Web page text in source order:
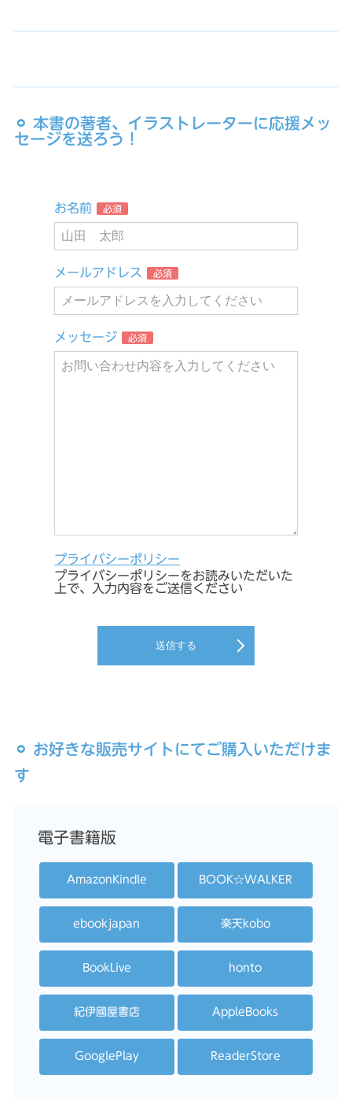
⚪︎ お好きな販売サイトにてご購入いただけま
す
電子書籍版
AmazonKindle BOOK☆WALKER
ebookjapan 楽天kobo
BookLive honto
紀伊國屋書店 AppleBooks
GooglePlay ReaderStore
⚪︎ 本書の著者、イラストレーターに応援メッ
セージを送ろう！
お名前 必須
メールアドレス 必須
メッセージ 必須
プライバシーポリシー
プライバシーポリシーをお読みいただいた
上で、入力内容をご送信ください
送信する